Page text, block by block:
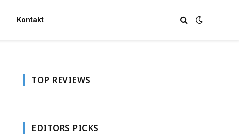
Kontakt
TOP REVIEWS
EDITORS PICKS